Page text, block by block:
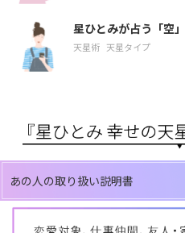
星ひとみが占う「空
天星術 天星タイプ
あの人の取り扱い説明書